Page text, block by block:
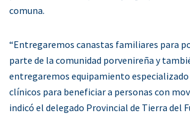
comuna.
“Entregaremos canastas familiares para
parte de la comunidad porvenireña y
entregaremos equipamiento
clínicos para beneficiar a personas con
indicó el delegado Provincial de Tierra del